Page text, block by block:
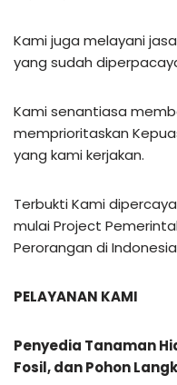
Kami juga melayani
yang sudah
Kami senantiasa
memprioritaskan
yang kami kerjakan.
Terbukti Kami
mulai Project
Perorangan di
PELAYANAN KAMI
Penyedia Tanaman
Fosil, dan Pohon